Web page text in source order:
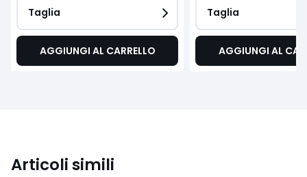
Taglia
AGGIUNGI AL CARRELLO
Taglia
AGGIUNGI AL
Articoli simili